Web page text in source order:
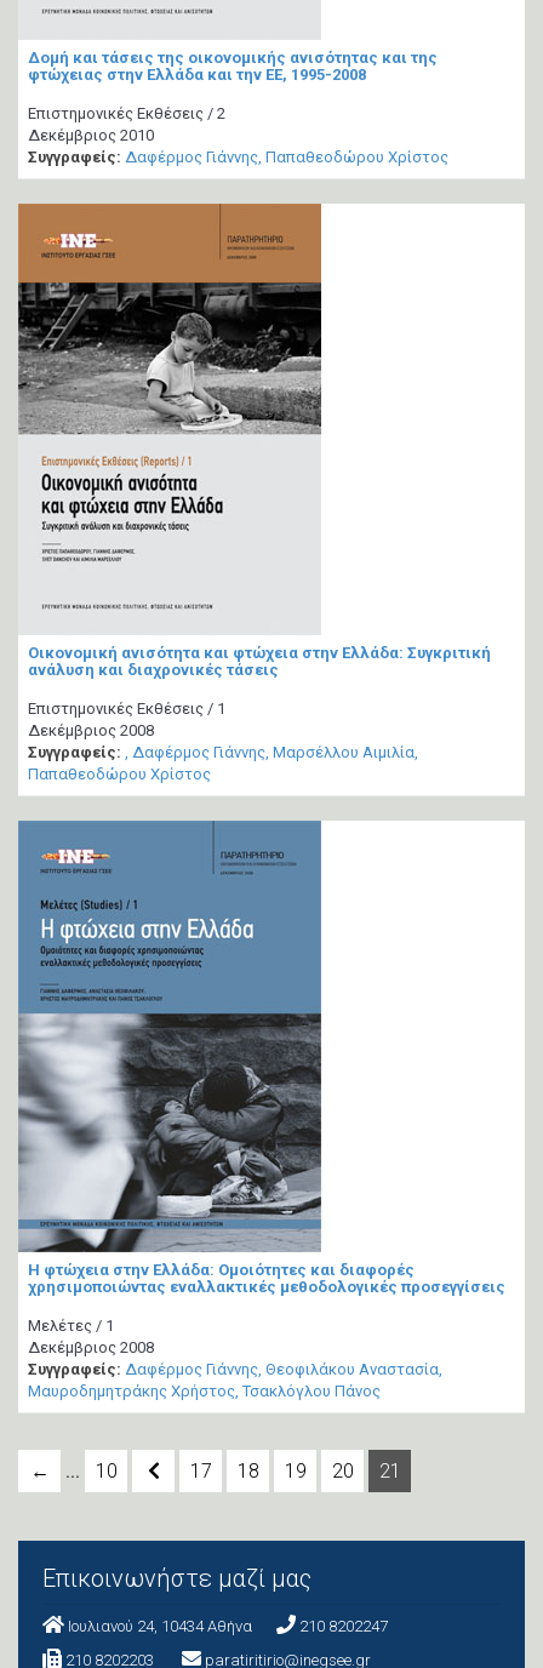
Δομή και τάσεις της οικονομικής ανισότητας και της
φτώχειας στην Ελλάδα και την ΕΕ, 1995-2008
Επιστημονικές Εκθέσεις / 2
Δεκέμβριος 2010
Συγγραφείς: Δαφέρμος Γιάννης Παπαθεοδώρου Χρίστος
Οικονομική ανισότητα και φτώχεια στην Ελλάδα: Συγκριτική
ανάλυση και διαχρονικές τάσεις
Επιστημονικές Εκθέσεις / 1
Δεκέμβριος 2008
Συγγραφείς:
Δαφέρμος Γιάννης Μαρσέλλου Αιμιλία
Παπαθεοδώρου Χρίστος
Η φτώχεια στην Ελλάδα: Ομοιότητες και διαφορές
χρησιμοποιώντας εναλλακτικές μεθοδολογικές προσεγγίσεις
Μελέτες / 1
Δεκέμβριος 2008
Συγγραφείς: Δαφέρμος Γιάννης Θεοφιλάκου Αναστασία
Μαυροδημητράκης Χρήστος Τσακλόγλου Πάνος
← ... 10 17 18 19 20 21
Επικοινωνήστε μαζί μας
Ιουλιανού 24, 10434 Aθήνα
210 8202247
210 8202203
paratiritirio@inegsee.gr